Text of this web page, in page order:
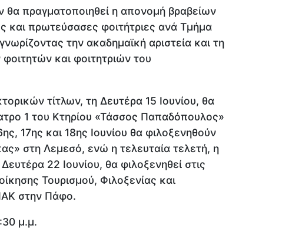
θα πραγματοποιηθεί η απονομή βραβείων
και πρωτεύσασες φοιτήτριες ανά Τμήμα
την ακαδημαϊκή αριστεία και τη
και φοιτητριών του
τίτλων, τη Δευτέρα 15 Ιουνίου, θα
1 του Κτηρίου «Τάσσος Παπαδόπουλος»
17ης και 18ης Ιουνίου θα φιλοξενηθούν
στη Λεμεσό, ενώ η τελευταία τελετή, η
22 Ιουνίου, θα φιλοξενηθεί στις
Τουρισμού, Φιλοξενίας και
στην Πάφο.
μ.μ.